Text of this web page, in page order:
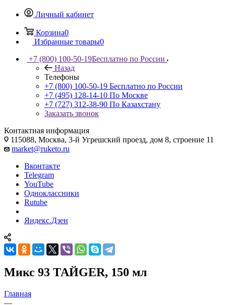
Личный кабинет
Корзина0
Избранные товары0
+7 (800) 100-50-19Бесплатно по России
Назад
Телефоны
+7 (800) 100-50-19 Бесплатно по России
+7 (495) 128-14-10 По Москве
+7 (727) 312-38-90 По Казахстану
Заказать звонок
Контактная информация
115088, Москва, 3-й Угрешский проезд, дом 8, строение 11
market@ruketo.ru
Вконтакте
Telegram
YouTube
Одноклассники
Rutube
Яндекс.Дзен
Микс 93 ТАЙGER, 150 мл
Главная
—